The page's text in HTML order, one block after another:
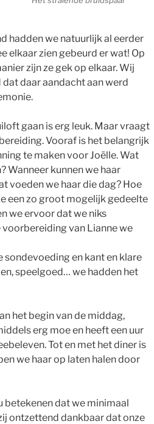
hadden we natuurlijk al eerder
elkaar zien gebeurd er wat! Op
zijn ze gek op elkaar. Wij
daar aandacht aan werd
gaan is erg leuk. Maar vraagt
Vooraf is het belangrijk
te maken voor Joëlle. Wat
Wanneer kunnen we haar
voeden we haar die dag? Hoe
een zo groot mogelijk gedeelte
we ervoor dat we niks
van Lianne we
en kant en klare
speelgoed… we hadden het
het begin van de middag,
erg moe en heeft een uur
Tot en met het diner is
we haar op laten halen door
betekenen dat we minimaal
ontzettend dankbaar dat onze